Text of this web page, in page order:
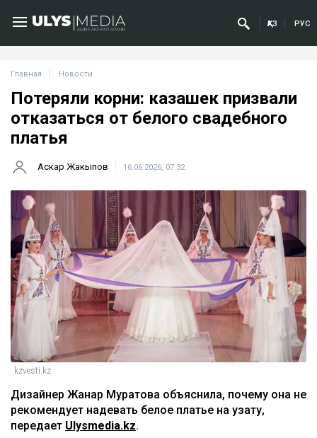
ҚАЗ РУС
Главная Новости
Потеряли корни: казашек призвали
отказаться от белого свадебного
платья
Аскар Жакыпов 16.06.2026, 07:32
kzvesti.kz
Дизайнер Жанар Муратова объяснила, почему она не
рекомендует надевать белое платье на узату,
передает Ulysmedia.kz.